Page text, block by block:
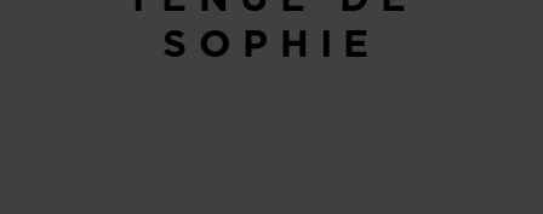
SOPHIE